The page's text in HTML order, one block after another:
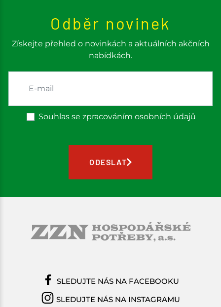
Odběr novinek
Získejte přehled o novinkách a aktuálních akčních
nabídkách.
Souhlas se zpracováním osobních údajů
ODESLAT
SLEDUJTE NÁS NA FACEBOOKU
SLEDUJTE NÁS NA INSTAGRAMU